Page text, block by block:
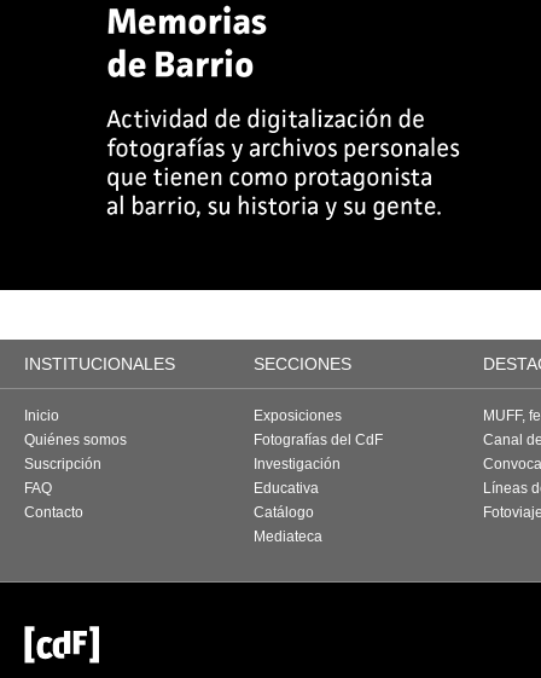
INSTITUCIONALES SECCIONES
Inicio
Quiénes somos
Suscripción
FAQ
Contacto
Exposiciones
Fotografías del CdF
Investigación
Educativa
Catálogo
Mediateca
MUFF,
Canal
Líneas